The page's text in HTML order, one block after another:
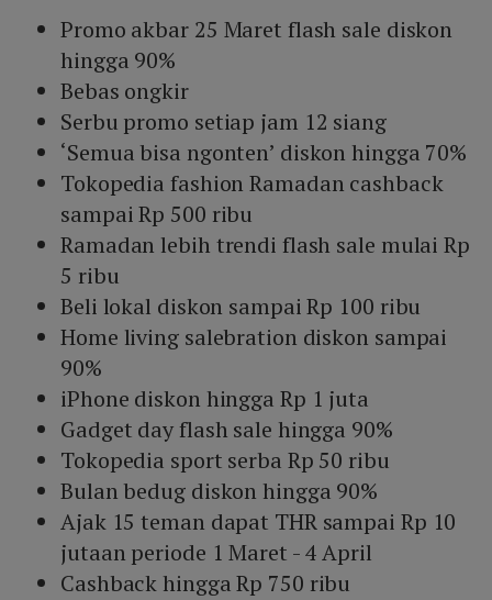
Promo akbar 25 Maret flash sale diskon
hingga 90%
Bebas ongkir
Serbu promo setiap jam 12 siang
‘Semua bisa ngonten’ diskon hingga 70%
Tokopedia fashion Ramadan cashback
sampai Rp 500 ribu
Ramadan lebih trendi flash sale mulai Rp
5 ribu
Beli lokal diskon sampai Rp 100 ribu
Home living salebration diskon sampai
90%
iPhone diskon hingga Rp 1 juta
Gadget day flash sale hingga 90%
Tokopedia sport serba Rp 50 ribu
Bulan bedug diskon hingga 90%
Ajak 15 teman dapat THR sampai Rp 10
jutaan periode 1 Maret - 4 April
Cashback hingga Rp 750 ribu